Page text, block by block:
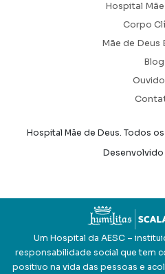
Hospital
Corpo
Mãe de Deus
Blog
Hospital Mãe de Deus. Todos
Axysweb
Um Hospital da AESC –
responsabilidade social que tem
positivo na vida das pessoas e